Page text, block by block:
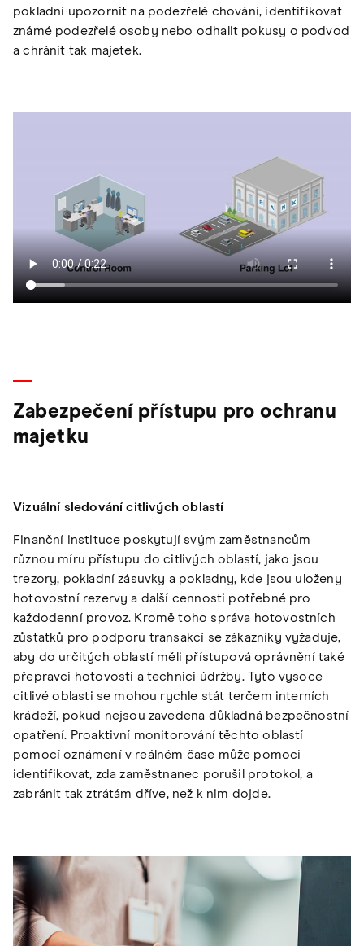
pokladní upozornit na podezřelé chování, identifikovat
známé podezřelé osoby nebo odhalit pokusy o podvod
a chránit tak majetek.
Zabezpečení přístupu pro ochranu
majetku
Vizuální sledování citlivých oblastí
Finanční instituce poskytují svým zaměstnancům
různou míru přístupu do citlivých oblastí, jako jsou
trezory, pokladní zásuvky a pokladny, kde jsou uloženy
hotovostní rezervy a další cennosti potřebné pro
každodenní provoz. Kromě toho správa hotovostních
zůstatků pro podporu transakcí se zákazníky vyžaduje,
aby do určitých oblastí měli přístupová oprávnění také
přepravci hotovosti a technici údržby. Tyto vysoce
citlivé oblasti se mohou rychle stát terčem interních
krádeží, pokud nejsou zavedena důkladná bezpečnostní
opatření. Proaktivní monitorování těchto oblastí
pomocí oznámení v reálném čase může pomoci
identifikovat, zda zaměstnanec porušil protokol, a
zabránit tak ztrátám dříve, než k nim dojde.